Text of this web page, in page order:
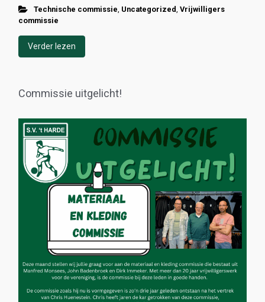
Technische commissie Uncategorized Vrijwilligers
commissie
Verder lezen
Commissie uitgelicht!